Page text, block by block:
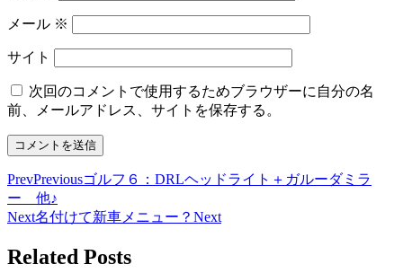
メール ※
サイト
次回のコメントで使用するためブラウザーに自分の名
前、メールアドレス、サイトを保存する。
PrevPreviousゴルフ６：DRLヘッドライト＋ガルーダミラ
ー 他♪
Next名付けて新車メニュー？ Next
Related Posts